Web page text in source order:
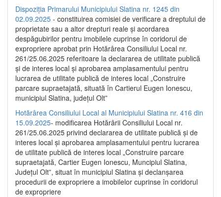
Dispoziția Primarului Municipiului Slatina nr. 1245 din
02.09.2025 - constituirea comisiei de verificare a dreptului de
proprietate sau a altor drepturi reale și acordarea
despăgubirilor pentru imobilele cuprinse în coridorul de
expropriere aprobat prin Hotărârea Consiliului Local nr.
261/25.06.2025 referitoare la declararea de utilitate publică
și de interes local și aprobarea amplasamentului pentru
lucrarea de utilitate publică de interes local „Construire
parcare supraetajată, situată în Cartierul Eugen Ionescu,
municipiul Slatina, județul Olt”
Hotărârea Consiliului Local al Municipiului Slatina nr. 416 din
15.09.2025- modificarea Hotărârii Consiliului Local nr.
261/25.06.2025 privind declararea de utilitate publică și de
interes local și aprobarea amplasamentului pentru lucrarea
de utilitate publică de interes local „Construire parcare
supraetajată, Cartier Eugen Ionescu, Muncipiul Slatina,
Județul Olt”, situat în municipiul Slatina și declanșarea
procedurii de expropriere a imobilelor cuprinse în coridorul
de expropriere